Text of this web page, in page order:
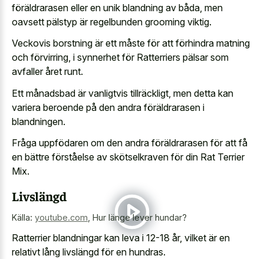
föräldrarasen eller en unik blandning av båda, men
oavsett pälstyp är regelbunden grooming viktig.
Veckovis borstning är ett måste för att förhindra matning
och förvirring, i synnerhet för Ratterriers pälsar som
avfaller året runt.
Ett månadsbad är vanligtvis tillräckligt, men detta kan
variera beroende på den andra föräldrarasen i
blandningen.
Fråga uppfödaren om den andra föräldrarasen för att få
en bättre förståelse av skötselkraven för din Rat Terrier
Mix.
Livslängd
Källa: youtube.com Hur länge lever hundar?
Ratterrier blandningar kan leva i 12-18 år, vilket är en
relativt lång livslängd för en hundras.